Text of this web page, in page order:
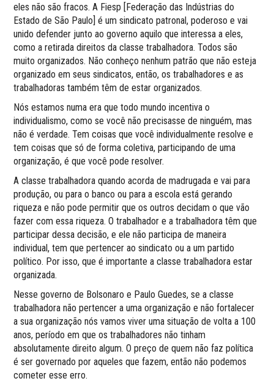
eles não são fracos. A Fiesp [Federação das Indústrias do
Estado de São Paulo] é um sindicato patronal, poderoso e vai
unido defender junto ao governo aquilo que interessa a eles,
como a retirada direitos da classe trabalhadora. Todos são
muito organizados. Não conheço nenhum patrão que não esteja
organizado em seus sindicatos, então, os trabalhadores e as
trabalhadoras também têm de estar organizados.
Nós estamos numa era que todo mundo incentiva o
individualismo, como se você não precisasse de ninguém, mas
não é verdade. Tem coisas que você individualmente resolve e
tem coisas que só de forma coletiva, participando de uma
organização, é que você pode resolver.
A classe trabalhadora quando acorda de madrugada e vai para
produção, ou para o banco ou para a escola está gerando
riqueza e não pode permitir que os outros decidam o que vão
fazer com essa riqueza. O trabalhador e a trabalhadora têm que
participar dessa decisão, e ele não participa de maneira
individual, tem que pertencer ao sindicato ou a um partido
político. Por isso, que é importante a classe trabalhadora estar
organizada.
Nesse governo de Bolsonaro e Paulo Guedes, se a classe
trabalhadora não pertencer a uma organização e não fortalecer
a sua organização nós vamos viver uma situação de volta a 100
anos, período em que os trabalhadores não tinham
absolutamente direito algum. O preço de quem não faz política
é ser governado por aqueles que fazem, então não podemos
cometer esse erro.